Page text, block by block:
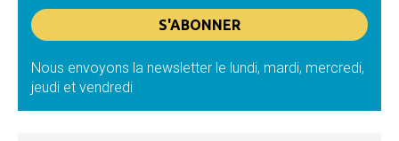
Nous envoyons la newsletter le lundi, mardi, mercredi,
jeudi et vendredi